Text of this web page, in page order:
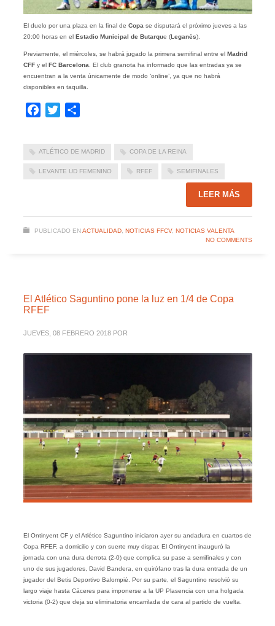
El duelo por una plaza en la final de Copa se disputará el próximo jueves a las
20:00 horas en el
Estadio Municipal de Butarque (Leganés).
Previamente, el miércoles, se habrá jugado la primera semifinal entre el
Madrid
CFF y el FC Barcelona. El club granota ha informado que las entradas ya se
encuentran a la venta únicamente de modo ‘online’, ya que no habrá
disponibles en taquilla.
Facebook
Twitter
ATLÉTICO DE MADRID COPA DE LA REINA
LEVANTE UD FEMENINO RFEF SEMIFINALES
LEER MÁS
PUBLICADO EN ACTUALIDAD, NOTICIAS FFCV, NOTICIAS VALENTA
NO COMMENTS
El Atlético Saguntino pone la luz en 1/4 de Copa
RFEF
JUEVES, 08 FEBRERO 2018 POR
El Ontinyent CF y el Atlético Saguntino iniciaron ayer su andadura en cuartos de
Copa RFEF, a domicilio y con suerte muy dispar. El Ontinyent inauguró la
jornada con una dura derrota (2-0) que complica su pase a semifinales y con
uno de sus jugadores, David Bandera, en quirófano tras la dura entrada de un
jugador del Betis Deportivo Balompié. Por su parte, el Saguntino resolvió su
largo viaje hasta Cáceres para imponerse a la UP Plasencia con una holgada
victoria (0-2) que deja su eliminatoria encarrilada de cara al partido de vuelta.